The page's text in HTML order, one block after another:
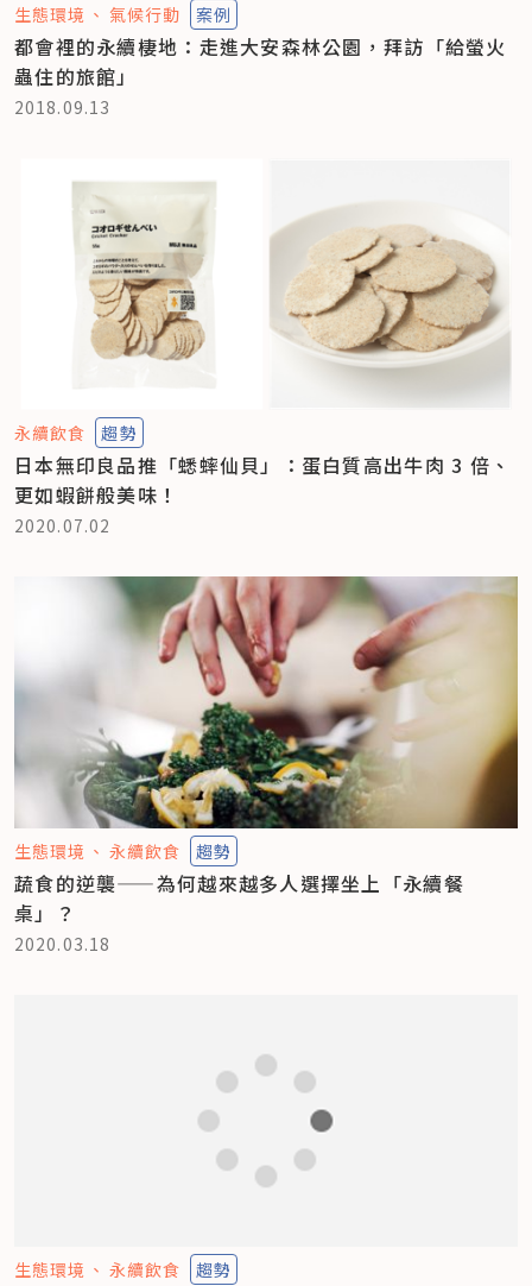
生態環境 氣候行動 案例
都會裡的永續棲地：走進大安森林公園，拜訪「給螢火
蟲住的旅館」
2018.09.13
永續飲食 趨勢
日本無印良品推「蟋蟀仙貝」：蛋白質高出牛肉 3 倍、
更如蝦餅般美味！
2020.07.02
生態環境 永續飲食 趨勢
蔬食的逆襲——為何越來越多人選擇坐上「永續餐
桌」？
2020.03.18
生態環境 永續飲食 趨勢